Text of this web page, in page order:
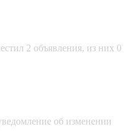
2 объявления, из них 0
об изменении